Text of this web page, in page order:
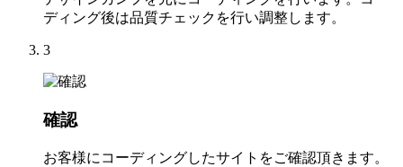
ディング後は品質チェックを行い調整します。
3
確認
お客様にコーディングしたサイトをご確認頂きます。